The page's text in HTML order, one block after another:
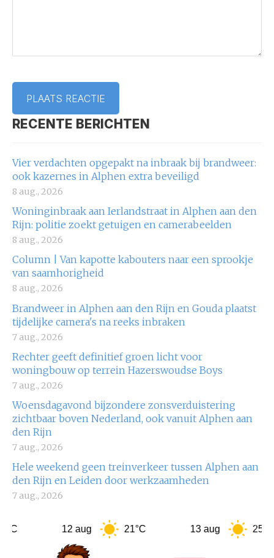
RECENTE BERICHTEN
Vier verdachten opgepakt na inbraak bij brandweer:
ook kazernes in Alphen extra beveiligd
8 aug., 2026
Woninginbraak aan Ierlandstraat in Alphen aan den
Rijn: politie zoekt getuigen en camerabeelden
8 aug., 2026
Column | Van kapotte kabouters naar een sprookje
van saamhorigheid
8 aug., 2026
Brandweer in Alphen aan den Rijn en Gouda plaatst
tijdelijke camera's na reeks inbraken
7 aug., 2026
Rechter geeft definitief groen licht voor
woningbouw op terrein Hazerswoudse Boys
7 aug., 2026
Woensdagavond bijzondere zonsverduistering
zichtbaar boven Nederland, ook vanuit Alphen aan
den Rijn
7 aug., 2026
Hele weekend geen treinverkeer tussen Alphen aan
den Rijn en Leiden door werkzaamheden
7 aug., 2026
12 aug 21°C 13 aug 25°C